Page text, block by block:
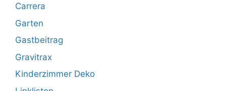
Carrera
Garten
Gastbeitrag
Gravitrax
Kinderzimmer Deko